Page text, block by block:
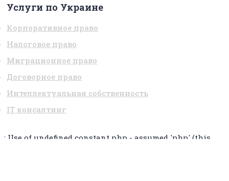
Услуги по Украине
Корпоративное право
Налоговое право
Миграционное право
Договорное право
Интеллектуальная собственность
IT консалтинг
: Use of undefined constant php - assumed 'php' (this